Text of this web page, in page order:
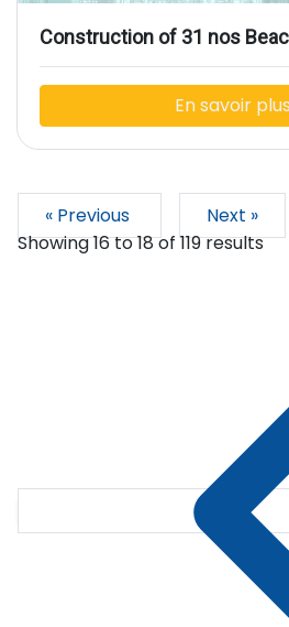
Construction of 31 nos
En savoir plus
« Previous
Next »
Showing16to18of119results